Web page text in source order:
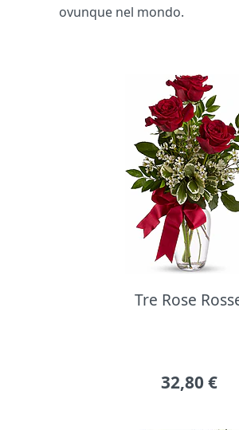
ovunque nel mondo.
Bouquet di fiori
Tre Rose
32,80 €